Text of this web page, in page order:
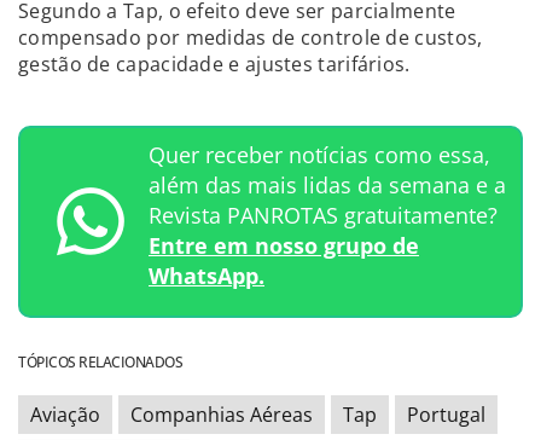
Segundo a Tap, o efeito deve ser parcialmente
compensado por medidas de controle de custos,
gestão de capacidade e ajustes tarifários.
Quer receber notícias como essa,
além das mais lidas da semana e a
Revista PANROTAS gratuitamente?
Entre em nosso grupo de
WhatsApp.
TÓPICOS RELACIONADOS
Aviação Companhias Aéreas Tap
Portugal